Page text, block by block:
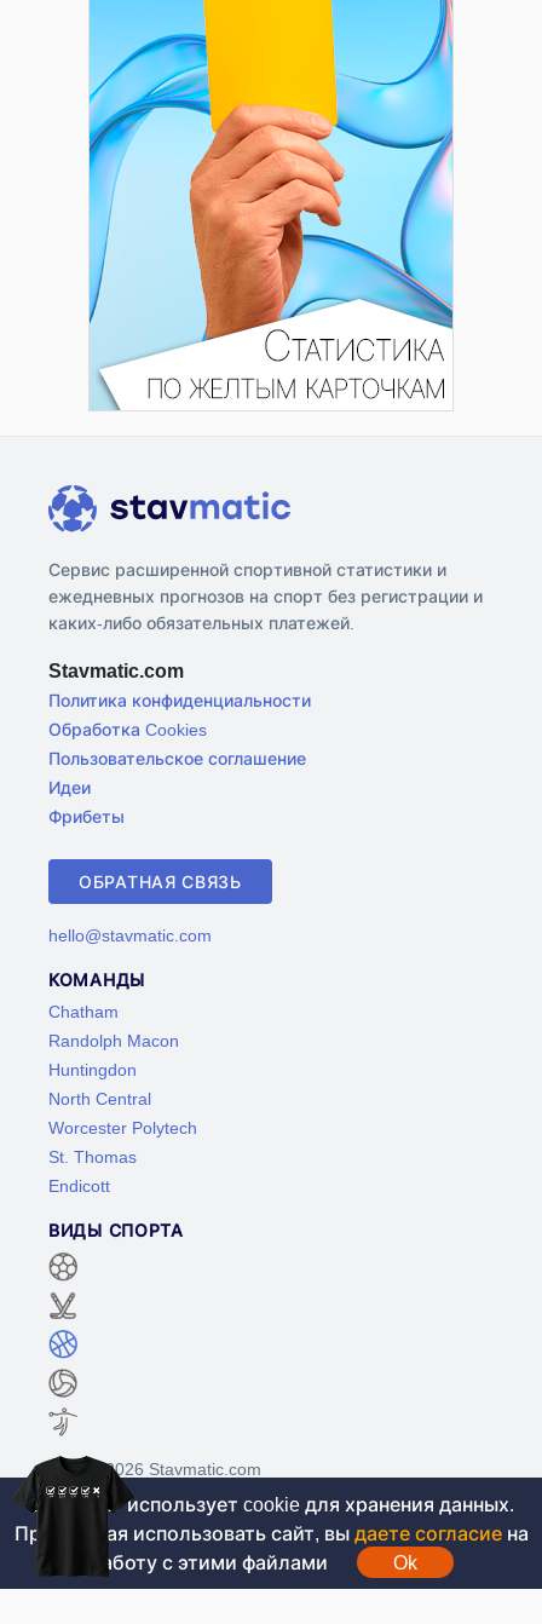
Сервис расширенной спортивной статистики и
ежедневных прогнозов на спорт без регистрации и
каких-либо обязательных платежей.
Stavmatic.com
Политика конфиденциальности
Обработка Cookies
Пользовательское соглашение
Идеи
Фрибеты
ОБРАТНАЯ СВЯЗЬ
hello@stavmatic.com
КОМАНДЫ
Chatham
Randolph Macon
Huntingdon
North Central
Worcester Polytech
St. Thomas
Endicott
ВИДЫ СПОРТА
©2017-2026 Stavmatic.com
Для лиц старше 18 лет. На сайте не
проводятся игры на денежные средства, вся
Этот сайт использует cookie для хранения данных.
Продолжая использовать сайт, вы даете согласие на
работу с этими файлами
Ok